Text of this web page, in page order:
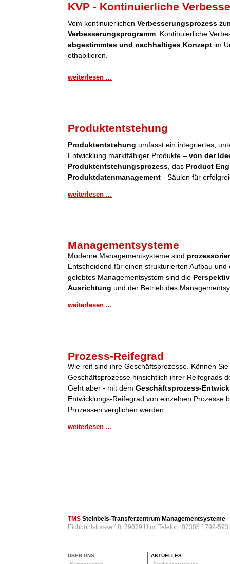
KVP - Kontinuierliche
Vom kontinuierlichen Verbesserungsprozess
Verbesserungsprogramm . Kontinuierliche
abgestimmtes und nachhaltiges Konzept im
ethabilieren.
weiterlesen ...
Produktentstehung
Produktentstehung umfasst ein integriertes,
Entwicklung marktfähiger Produkte – von der
Produktentstehungsprozess , das Product
Produktdatenmanagement - Säulen für
weiterlesen ...
Managementsysteme
Moderne Managementsysteme sind
Entscheidend für einen strukturierten Aufbau
gelebtes Managementsystem sind die
Ausrichtung und der Betrieb des
weiterlesen ...
Prozess-Reifegrad
Wie reif sind ihre Geschäftsprozesse. Können
Geschäftsprozesse hinsichtlich ihrer Reifegrads
Geht aber - mit dem Geschäftsprozess-
Entwicklungs-Reifegrad von einzelnen Prozesse
Prozessen verglichen werden.
weiterlesen ...
TMS Steinbeis-Transferzentrum Managementsysteme
Eichbühlstrasse 18, 89079 Ulm, Telefon: 07305 1799-
ÜBER UNS
AKTUELLES